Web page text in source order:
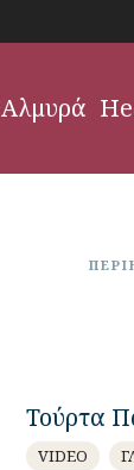
Αλμυρά
Τούρτα
VIDEO